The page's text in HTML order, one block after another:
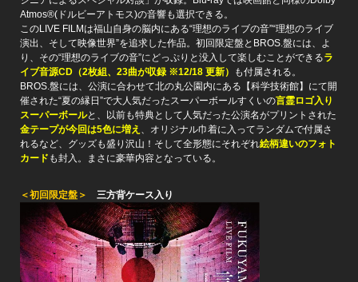
Atmos®(ドルビーアトモス)の音響も選択できる。
このLIVE FILMは福山自身の脳内にある“理想のライブの音”“理想のライブ
演出、そして映像世界”を追求した作品。初回限定盤とBROS.盤には、よ
り、その“理想のライブの音”にどっぷりと没入して楽しむことができるラ
イブ音源CD（2枚組、23曲が収録 ※12/18 更新）
も付属される。
BROS.盤には、公演に合わせて北の丸公園内にある【科学技術館】にて開
催された“夏の縁日”で大人気だったスーパーボールすくいの言霊ロゴ入り
スーパーボールと、以前も特典として人気だった公演名がプリントされた
金テープが今回は5色に増え
、オリジナル巾着に入ってランダムで付属さ
れるなど、グッズも盛り沢山！そして全形態にそれぞれ絵柄違いのフォト
カード も封入。まさに豪華内容となっている。
＜初回限定盤＞ 三方背ケース入り